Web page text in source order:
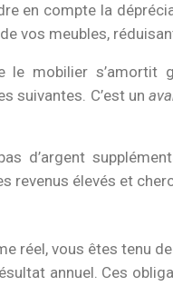
en compte la
vos meubles,
mobilier s’amortit
suivantes. C’est un
d’argent
revenus élevés et
réel, vous êtes tenu
annuel. Ces